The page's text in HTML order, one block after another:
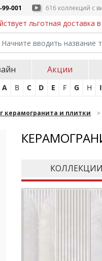
-99-001 616 коллекций с
льготная
Акции
A B C D E F G H I
керамогранита и плитки